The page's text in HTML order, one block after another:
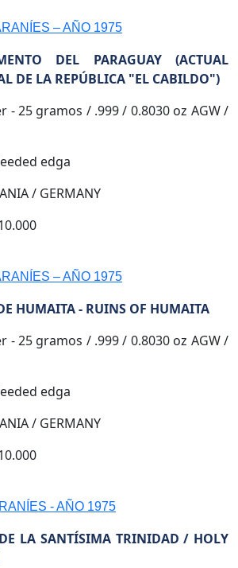
– AÑO 1975
DEL PARAGUAY (ACTUAL
DE LA REPÚBLICA "EL CABILDO")
- 25 gramos / .999 / 0.8030 oz AGW /
edga
/ GERMANY
– AÑO 1975
HUMAITA - RUINS OF HUMAITA
- 25 gramos / .999 / 0.8030 oz AGW /
edga
/ GERMANY
- AÑO 1975
LA SANTÍSIMA TRINIDAD / HOLY